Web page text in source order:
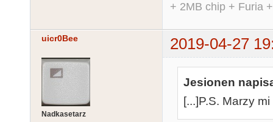
+ 2MB chip + Furia
uicr0Bee 2019-04-27
Nadkasetarz
Jesionen
[...]P.S. Marzy